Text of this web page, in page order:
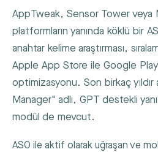
AppTweak, Sensor Tower veya
platformların yanında köklü bir
anahtar kelime araştırması,
Apple App Store ile Google
optimizasyonu. Son birkaç
Manager" adlı, GPT destekli
modül de mevcut.
ASO ile aktif olarak uğraşan ve